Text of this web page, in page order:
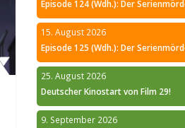
Episode 124 (Wdh.): Der
15. August 2026
Episode 125 (Wdh.): Der
25. August 2026
Deutscher Kinostart von Film 29!
9. September 2026